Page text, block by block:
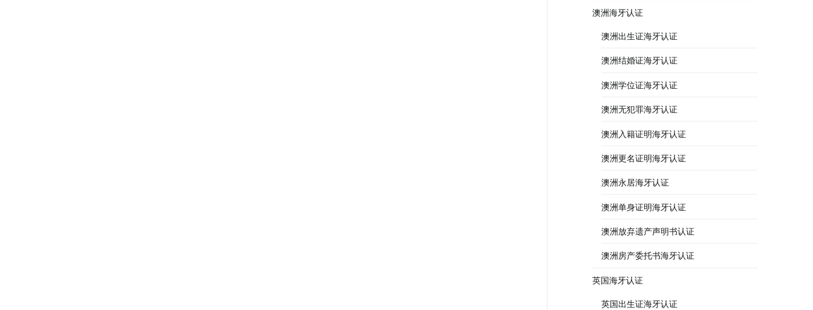
澳洲海牙认证
澳洲出生证海牙认证
澳洲结婚证海牙认证
澳洲学位证海牙认证
澳洲无犯罪海牙认证
澳洲入籍证明海牙认证
澳洲更名证明海牙认证
澳洲永居海牙认证
澳洲单身证明海牙认证
澳洲放弃遗产声明书认证
澳洲房产委托书海牙认证
英国海牙认证
英国出生证海牙认证